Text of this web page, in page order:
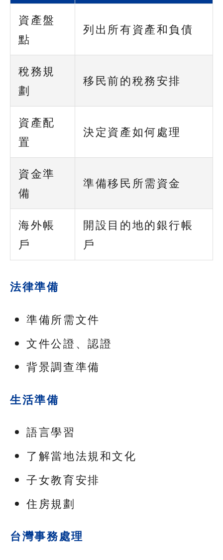
資產盤
點
列出所有資產和負債
稅務規
劃
移民前的稅務安排
資產配
置
決定資產如何處理
資金準
備
準備移民所需資金
海外帳
戶
開設目的地的銀行帳
戶
法律準備
準備所需文件
文件公證、認證
背景調查準備
生活準備
語言學習
了解當地法規和文化
子女教育安排
住房規劃
台灣事務處理